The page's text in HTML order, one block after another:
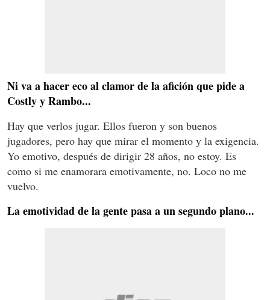
Ni va a hacer eco al clamor de la afición que pide a
Costly y Rambo...
Hay que verlos jugar. Ellos fueron y son buenos
jugadores, pero hay que mirar el momento y la exigencia.
Yo emotivo, después de dirigir 28 años, no estoy. Es
como si me enamorara emotivamente, no. Loco no me
vuelvo.
La emotividad de la gente pasa a un segundo plano...